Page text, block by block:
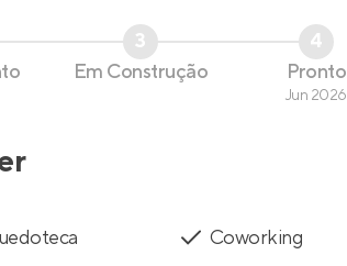
3
Em Construção
4
Pronto
Jun 2026
Coworking